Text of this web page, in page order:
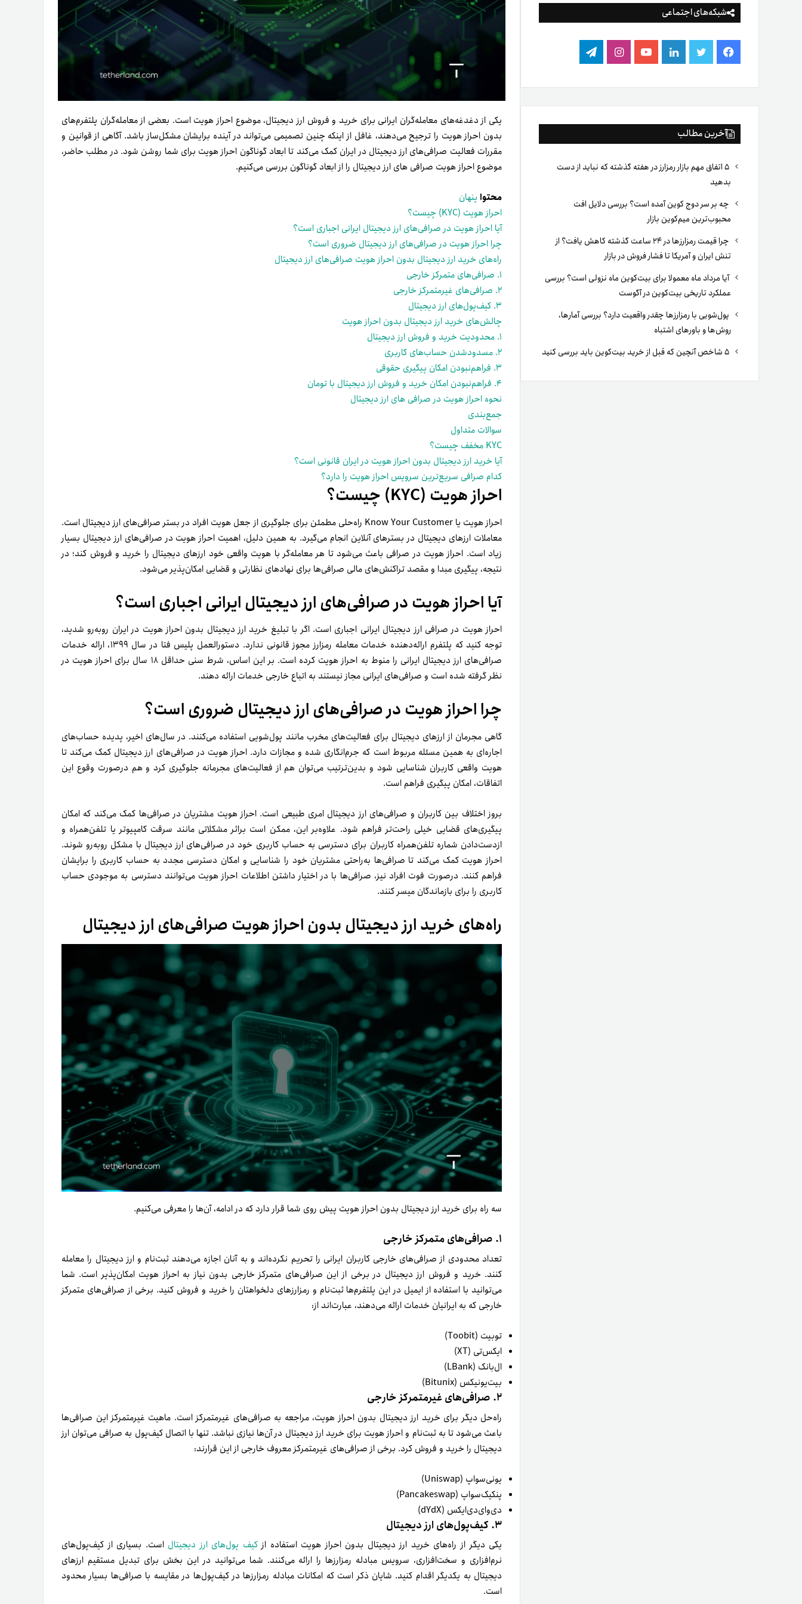
شبکه‌های اجتماعی
فیس
بوک
توییتر لینکدینیوتیوباینستاگرام
تلگرام
آخرین مطالب
۵ اتفاق مهم بازار رمزارز در هفته گذشته که نباید از دست
بدهید
چه بر سر دوج کوین آمده است؟ بررسی دلایل افت
محبوب‌ترین میم‌کوین بازار
چرا قیمت رمزارزها در ۲۴ ساعت گذشته کاهش یافت؟ از
تنش ایران و آمریکا تا فشار فروش در بازار
آیا مرداد ماه معمولا برای بیت‌کوین ماه نزولی است؟ بررسی
عملکرد تاریخی بیت‌کوین در آگوست
پول‌شویی با رمزارزها چقدر واقعیت دارد؟ بررسی آمارها،
روش‌ها و باورهای اشتباه
یکی از دغدغه‌های معامله‌گران ایرانی برای خرید و فروش ارز دیجیتال، موضوع احراز هویت است. بعضی از معامله‌گران پلتفرم‌های
بدون احراز هویت را ترجیح می‌دهند، غافل از اینکه چنین تصمیمی می‌تواند در آینده برایشان مشکل‌ساز باشد. آگاهی از قوانین و
مقررات فعالیت صرافی‌های ارز دیجیتال در ایران کمک می‌کند تا ابعاد گوناگون احراز هویت برای شما روشن شود. در مطلب حاضر،
موضوع احراز هویت صرافی های ارز دیجیتال را از ابعاد گوناگون بررسی می‌کنیم.
محتوا پنهان
احراز هویت (KYC) چیست؟
آیا احراز هویت در صرافی‌های ارز دیجیتال ایرانی اجباری است؟
چرا احراز هویت در صرافی‌های ارز دیجیتال ضروری است؟
راه‌های خرید ارز دیجیتال بدون احراز هویت صرافی‌های ارز دیجیتال
۱. صرافی‌های متمرکز خارجی
۲. صرافی‌های غیرمتمرکز خارجی
۳. کیف‌پول‌های ارز دیجیتال
چالش‌های خرید ارز دیجیتال بدون احراز هویت
۱. محدودیت خرید و فروش ارز دیجیتال
۲. مسدودشدن حساب‌های کاربری
۳. فراهم‌نبودن امکان پیگیری حقوقی
۴. فراهم‌نبودن امکان خرید و فروش ارز دیجیتال با تومان
نحوه احراز هویت در صرافی های ارز دیجیتال
جمع‌بندی
سوالات متداول
KYC مخفف چیست؟
آیا خرید ارز دیجیتال بدون احراز هویت در ایران قانونی است؟
کدام صرافی سریع‌ترین سرویس احراز هویت را دارد؟
احراز هویت (KYC) چیست؟
احراز هویت یا Know Your Customer راه‌حلی مطمئن برای جلوگیری از جعل هویت افراد در بستر صرافی‌های ارز دیجیتال است.
معاملات ارزهای دیجیتال در بستر‌های آنلاین انجام می‌گیرد. به‌ همین دلیل، اهمیت احراز هویت در صرافی‌های ارز دیجیتال بسیار
زیاد است. احراز هویت در صرافی باعث می‌شود تا هر معامله‌گر با هویت واقعی خود ارزهای دیجیتال را خرید و فروش کند؛ در
نتیجه، پیگیری مبدا و مقصد تراکنش‌های مالی صرافی‌ها برای نهادهای نظارتی و قضایی امکان‌پذیر می‌شود.
آیا احراز هویت در صرافی‌های ارز دیجیتال ایرانی اجباری است؟
احراز هویت در صرافی ارز دیجیتال ایرانی اجباری است. اگر با تبلیغ خرید ارز دیجیتال بدون احراز هویت در ایران روبه‌رو شدید،
توجه کنید که پلتفرم ارائه‌دهنده خدمات معامله رمزارز مجوز قانونی ندارد. دستورالعمل پلیس فتا در سال ۱۳۹۹، ارائه خدمات
صرافی‌های ارز دیجیتال ایرانی را منوط به احراز هویت کرده است. بر این اساس، شرط سنی حداقل ۱۸ سال برای احراز هویت در
نظر گرفته شده است و صرافی‌های ایرانی مجاز نیستند به اتباع خارجی خدمات ارائه دهند.
چرا احراز هویت در صرافی‌های ارز دیجیتال ضروری است؟
گاهی مجرمان از ارزهای دیجیتال برای فعالیت‌های مخرب مانند پول‌شویی استفاده می‌کنند. در سال‌های اخیر، پدیده حساب‌های
اجاره‌ای به‌ همین مسئله مربوط است که جرم‌انگاری شده و مجازات دارد. احراز هویت در صرافی‌های ارز دیجیتال کمک می‌کند تا
هویت واقعی کاربران شناسایی شود و بدین‌ترتیب می‌توان هم از فعالیت‌های مجرمانه جلوگیری کرد و هم درصورت وقوع این
اتفاقات، امکان پیگیری فراهم است.
بروز اختلاف بین کاربران و صرافی‌های ارز دیجیتال امری طبیعی است. احراز هویت مشتریان در صرافی‌ها کمک می‌کند که امکان
پیگیری‌های قضایی خیلی راحت‌تر فراهم شود. علاوه‌بر این، ممکن است براثر مشکلاتی مانند سرقت کامپیوتر یا تلفن‌همراه و
ازدست‌دادن شماره تلفن‌همراه کاربران برای دسترسی به‌ حساب کاربری خود در صرافی‌های ارز دیجیتال با مشکل روبه‌رو شوند.
احراز هویت کمک می‌کند تا صرافی‌ها به‌راحتی مشتریان خود را شناسایی و امکان دسترسی مجدد به‌ حساب کاربری را برایشان
فراهم کنند. در‌صورت فوت افراد نیز، صرافی‌ها با در اختیار داشتن اطلاعات احراز هویت می‌توانند دسترسی به موجودی حساب
کاربری را برای بازماندگان میسر کنند.
راه‌های خرید ارز دیجیتال بدون احراز هویت صرافی‌های ارز دیجیتال
سه راه برای خرید ارز دیجیتال بدون احراز هویت پیش روی شما قرار دارد که در ادامه، آن‌ها را معرفی می‌کنیم.
۱. صرافی‌های متمرکز خارجی
تعداد محدودی از صرافی‌های خارجی کاربران ایرانی را تحریم نکرده‌اند و به آنان اجازه می‌دهند ثبت‌نام و ارز دیجیتال را معامله
کنند. خرید و فروش ارز دیجیتال در برخی از این صرافی‌های متمرکز خارجی بدون نیاز به احراز هویت امکان‌پذیر است. شما
می‌توانید با استفاده از ایمیل در این پلتفرم‌ها ثبت‌نام و رمزارزهای دلخواهتان را خرید و فروش کنید. برخی از صرافی‌های متمرکز
خارجی که به ایرانیان خدمات ارائه می‌دهند، عبارت‌اند از:‌
توبیت (Toobit)
ایکس‌تی (XT)
ال‌بانک (LBank)
بیت‌یونیکس (Bitunix)
۲. صرافی‌های غیرمتمرکز خارجی
راه‌حل دیگر برای خرید ارز دیجیتال بدون احراز هویت، مراجعه به صرافی‌های غیرمتمرکز است. ماهیت غیرمتمرکز این صرافی‌ها
باعث می‌شود تا به ثبت‌نام و احراز هویت برای خرید ارز دیجیتال در آن‌ها نیازی نباشد. تنها با اتصال کیف‌پول به صرافی می‌توان ارز
دیجیتال را خرید و فروش کرد. برخی از صرافی‌های غیرمتمرکز معروف‌ خارجی از این قرارند:
یونی‌سواپ (Uniswap)
پنکیک‌سواپ (Pancakeswap)
دی‌وای‌دی‌ایکس (dYdX)
۳. کیف‌پول‌های ارز دیجیتال
یکی دیگر از راه‌های خرید ارز دیجیتال بدون احراز هویت استفاده ازکیف پول‌های ارز دیجیتال است. بسیاری از کیف‌پول‌های
نرم‌افزاری و سخت‌افزاری، سرویس مبادله رمزارزها را ارائه می‌کنند. شما می‌توانید در این بخش برای تبدیل مستقیم ارزهای
دیجیتال به یکدیگر اقدام کنید. شایان ذکر است که امکانات مبادله رمزارزها در کیف‌پول‌ها در مقایسه با صرافی‌ها بسیار محدود
است.